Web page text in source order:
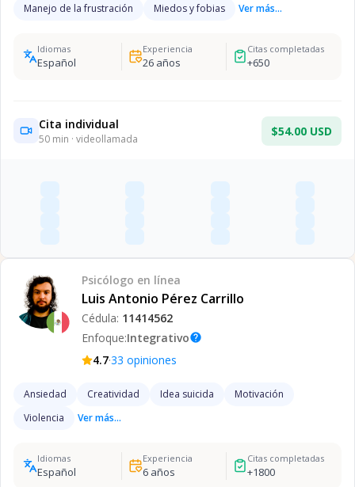
Manejo de la frustración
Miedos y fobias Ver más...
Idiomas
Español
Experiencia
26años
Citas completadas
+650
Cita individual
50 min · videollamada
$54.00 USD
Psicólogo en línea
Luis Antonio Pérez Carrillo
Cédula: 11414562
Enfoque:Integrativohelp
4.7·33 opiniones
Ansiedad Creatividad Idea suicida
Motivación
Violencia
Ver más...
Idiomas
Español
Experiencia
6años
Citas completadas
+1800